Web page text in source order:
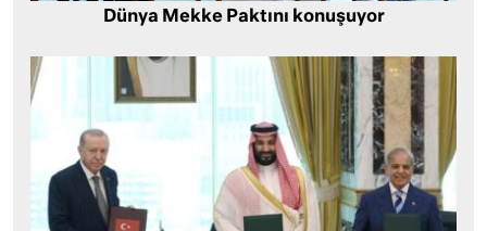
Dünya Mekke Paktını konuşuyor